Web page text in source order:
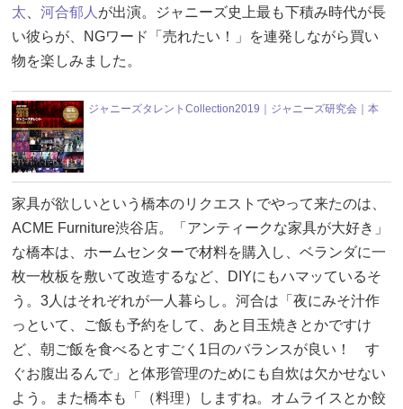
太
河合郁人 が出演。ジャニーズ史上最も下積み時代が長
い彼らが、NGワード「売れたい！」を連発しながら買い
物を楽しみました。
ジャニーズタレントCollection2019｜ジャニーズ研究会｜本
家具が欲しいという橋本のリクエストでやって来たのは、
ACME Furniture渋谷店。「アンティークな家具が大好き」
な橋本は、ホームセンターで材料を購入し、ベランダに一
枚一枚板を敷いて改造するなど、DIYにもハマッているそ
う。3人はそれぞれが一人暮らし。河合は「夜にみそ汁作
っといて、ご飯も予約をして、あと目玉焼きとかですけ
ど、朝ご飯を食べるとすごく1日のバランスが良い！ す
ぐお腹出るんで」と体形管理のためにも自炊は欠かせない
よう。また橋本も「（料理）しますね。オムライスとか餃